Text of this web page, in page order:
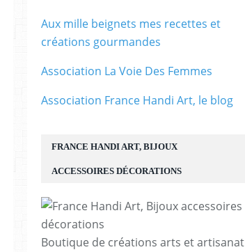
FRANCE HANDI ART, BIJOUX
ACCESSOIRES DÉCORATIONS
Boutique de créations arts et artisanat
Aux mille beignets mes recettes et
créations gourmandes
Association La Voie Des Femmes
Association France Handi Art, le blog